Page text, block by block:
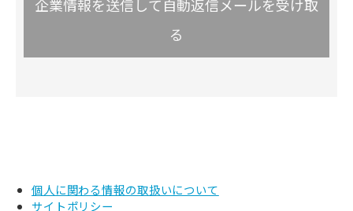
個人に関わる情報の取扱いについて
サイトポリシー